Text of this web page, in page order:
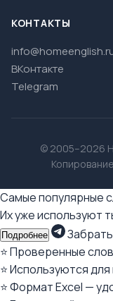
КОНТАКТЫ
ВКонтакте
Telegram
© 2005–2026
Самые популярные
Их уже используют
Подробнее
⭐ Проверенные
⭐ Используются
⭐ Формат Excel —